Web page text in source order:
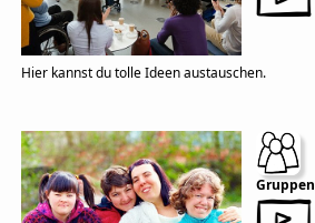
Hier kannst du tolle Ideen austauschen.
Gruppen